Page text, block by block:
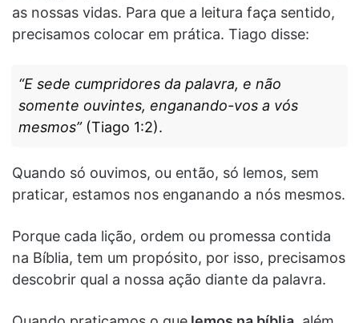
as nossas vidas. Para que a leitura faça sentido,
precisamos colocar em prática. Tiago disse:
“E sede cumpridores da palavra, e não
somente ouvintes, enganando-vos a vós
mesmos”(Tiago 1:2).
Quando só ouvimos, ou então, só lemos, sem
praticar, estamos nos enganando a nós mesmos.
Porque cada lição, ordem ou promessa contida
na Bíblia, tem um propósito, por isso, precisamos
descobrir qual a nossa ação diante da palavra.